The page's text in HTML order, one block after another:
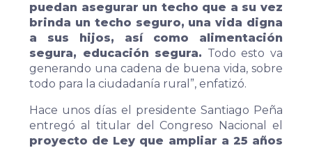
puedan asegurar un techo que a su vez
brinda un techo seguro, una vida digna
a sus hijos, así como alimentación
segura, educación segura. Todo esto va
generando una cadena de buena vida, sobre
todo para la ciudadanía rural”, enfatizó.
Hace unos días el presidente Santiago Peña
entregó al titular del Congreso Nacional el
proyecto de Ley que ampliar a 25 años